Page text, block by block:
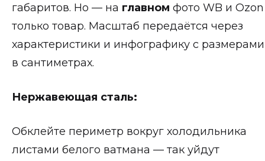
габаритов. Но — на главном фото WB и Ozon
только товар. Масштаб передаётся через
характеристики и инфографику с размерами
в сантиметрах.
Нержавеющая сталь:
Обклейте периметр вокруг холодильника
листами белого ватмана — так уйдут